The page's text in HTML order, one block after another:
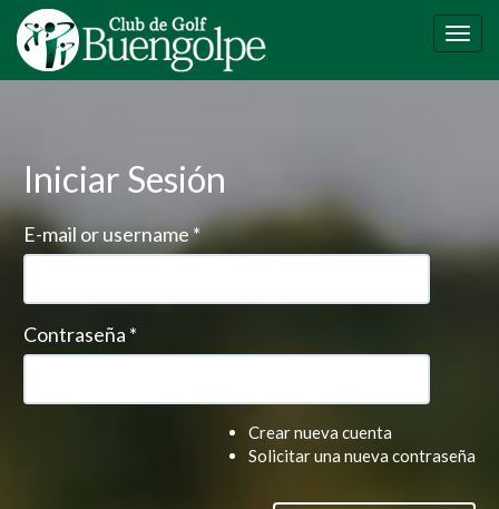
Pasar
contenido
principal
Iniciar Sesión
E-mail or username*
Contraseña *
Crear nueva cuenta
Solicitar una nueva contraseña